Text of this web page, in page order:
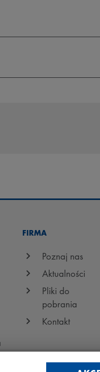
FIRMA
Poznaj nas
Aktualności
Pliki do
pobrania
Kontakt